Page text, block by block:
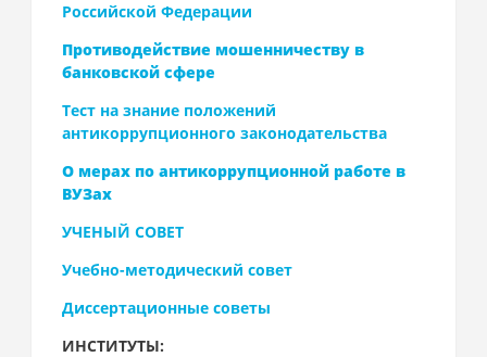
Российской Федерации
Противодействие мошенничеству в
банковской сфере
Тест на знание положений
антикоррупционного законодательства
О мерах по антикоррупционной работе в
ВУЗах
УЧЕНЫЙ СОВЕТ
Учебно-методический совет
Диссертационные советы
ИНСТИТУТЫ: